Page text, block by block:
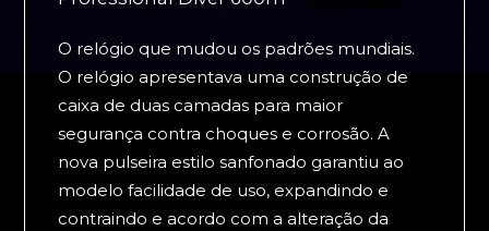
O relógio que mudou os padrões mundiais.
O relógio apresentava uma construção de
caixa de duas camadas para maior
segurança contra choques e corrosão. A
nova pulseira estilo sanfonado garantiu ao
modelo facilidade de uso, expandindo e
contraindo e acordo com a alteração da